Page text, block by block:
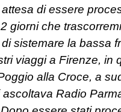
di essere
giorni che
sistemare la bassa
viaggi a Firenze, in
alla Croce, a
ascoltava Radio